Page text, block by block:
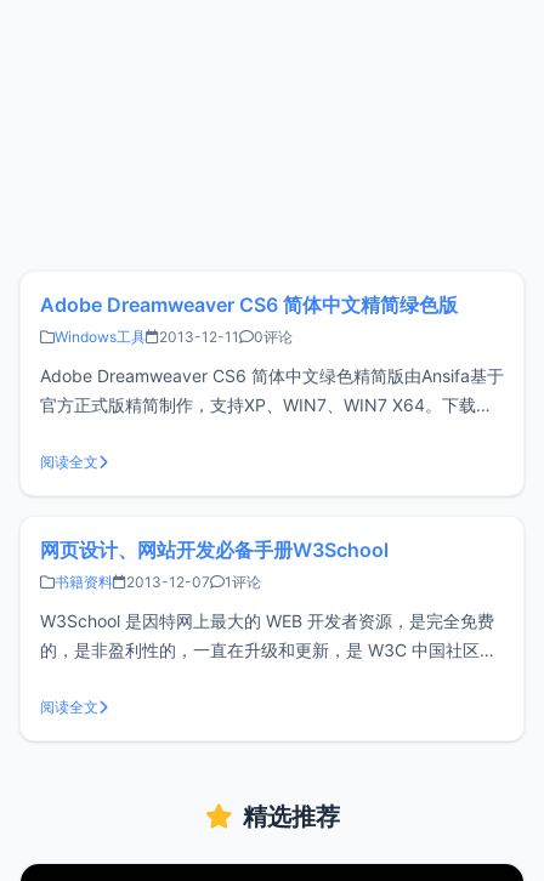
Adobe Dreamweaver CS6 简体中文精简绿色版
Windows工具 2013-12-11 0评论
Adobe Dreamweaver CS6 简体中文绿色精简版由Ansifa基于
官方正式版精简制作，支持XP、WIN7、WIN7 X64。下载解
输入序列号即为注册版。Adobe Dreamweaver CS6 网页设
计软件提供
阅读全文
网页设计、网站开发必备手册W3School
书籍资料 2013-12-07 1评论
W3School 是因特网上最大的 WEB 开发者资源，是完全免费
的，是非盈利性的，一直在升级和更新，是 W3C 中国社区成
手册参考手册涵盖了网站技术的方方面面。其中包括W3C的标
准技术：HTML、XHTML、CSS、XM
阅读全文
精选推荐